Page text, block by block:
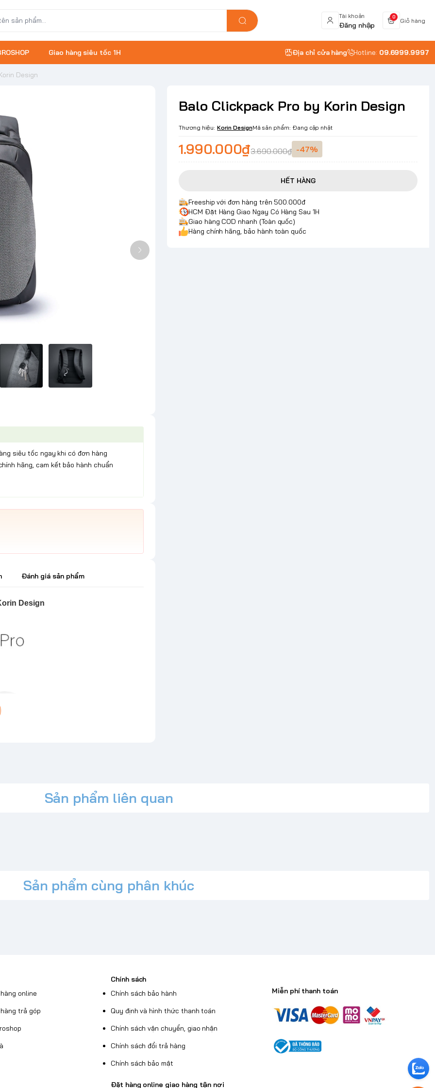
Tài khoản
Đăng nhập
0
Giỏ hàng
Giao hàng siêu tốc 1H Địa chỉ cửa hàng Hotline: 09.6999.9997
Design
Balo Clickpack Pro by Korin Design
Thương hiệu: Korin DesignMã sản phẩm: Đang cập nhật
1.990.000₫3.690.000₫ -47%
HẾT HÀNG
Freeship với đơn hàng trên 500.000đ
HCM Đặt Hàng Giao Ngay Có Hàng Sau 1H
Giao hàng COD nhanh (Toàn quốc)
Hàng chính hãng, bảo hành toàn quốc
siêu tốc ngay khi có đơn hàng
hãng, cam kết bảo hành chuẩn
Đánh giá sản phẩm
Design
“an toàn, lưu trữ, tiện lợi, thoải mái và
Sản phẩm liên quan
Sản phẩm cùng phân khúc
online
trả góp
Chính sách
Chính sách bảo hành
Quy định và hình thức thanh toán
Chính sách vận chuyển, giao nhận
Chính sách đổi trả hàng
Chính sách bảo mật
Đặt hàng online giao hàng tận nơi
Miễn phí thanh toán